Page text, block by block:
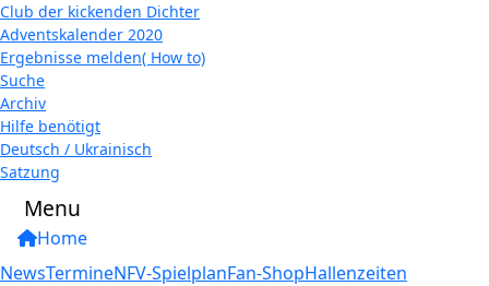
Club der kickenden Dichter
Adventskalender 2020
Ergebnisse melden( How to)
Suche
Archiv
Hilfe benötigt
Deutsch / Ukrainisch
Satzung
Menu
Home
NewsTermineNFV-SpielplanFan-ShopHallenzeiten